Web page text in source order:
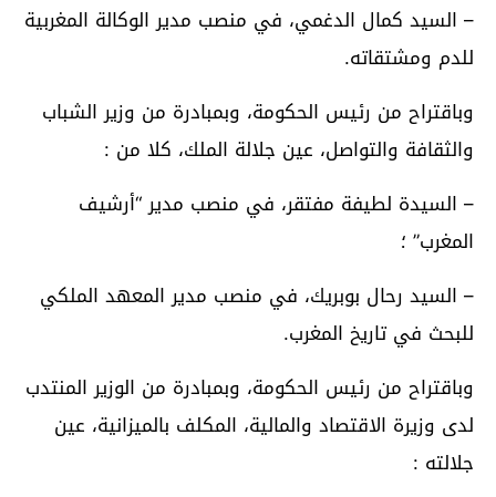
– السيد كمال الدغمي، في منصب مدير الوكالة المغربية
للدم ومشتقاته.
وباقتراح من رئيس الحكومة، وبمبادرة من وزير الشباب
والثقافة والتواصل، عين جلالة الملك، كلا من :
– السيدة لطيفة مفتقر، في منصب مدير “أرشيف
المغرب” ؛
– السيد رحال بوبريك، في منصب مدير المعهد الملكي
للبحث في تاريخ المغرب.
وباقتراح من رئيس الحكومة، وبمبادرة من الوزير المنتدب
لدى وزيرة الاقتصاد والمالية، المكلف بالميزانية، عين
جلالته :